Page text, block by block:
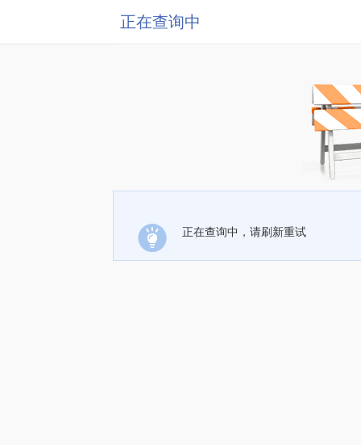
正在查询中
正在查询中，请刷新重试